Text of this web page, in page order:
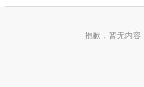
抱歉，暂无内容